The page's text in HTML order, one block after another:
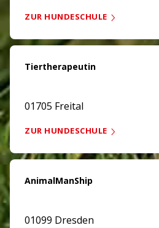
ZUR HUNDESCHULE
Tiertherapeutin
01705 Freital
ZUR HUNDESCHULE
AnimalManShip
01099 Dresden